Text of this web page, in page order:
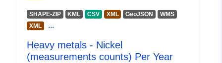
Spatial:
29.637 ], [ -41.679, 85.93 ], [
62.49, 85.93 ], [ 62.49,
SHAPE-ZIP KML CSV XML GeoJSON
WMS
XML
...
Heavy metals - Nickel
(measurements counts) Per Year